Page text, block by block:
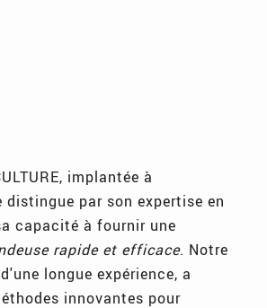
implantée à
distingue par son expertise en
capacité à fournir une
rapide et efficace. Notre
longue expérience, a
innovantes pour